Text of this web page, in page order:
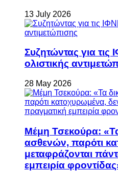
13 July 2026
Συζητώντας για τις
ολιστικής
28 May 2026
Μέμη Τσεκούρα:
ασθενών, παρότι
μεταφράζονται
εμπειρία